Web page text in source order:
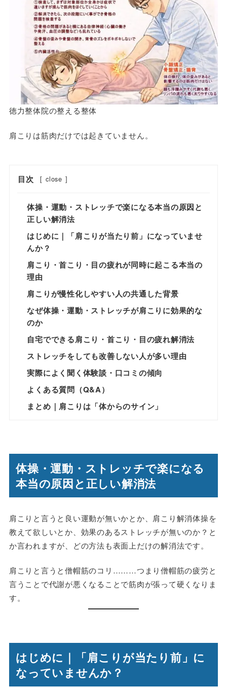
徳力整体院の整える整体
肩こりは筋肉だけでは起きていません。
目次 [ close ]
体操・運動・ストレッチで楽になる本当の原因と
正しい解消法
はじめに｜「肩こりが当たり前」になっていませ
んか？
肩こり・首こり・目の疲れが同時に起こる本当の
理由
肩こりが慢性化しやすい人の共通した背景
なぜ体操・運動・ストレッチが肩こりに効果的な
のか
自宅でできる肩こり・首こり・目の疲れ解消法
ストレッチをしても改善しない人が多い理由
実際によく聞く体験談・口コミの傾向
よくある質問（Q&A）
まとめ｜肩こりは「体からのサイン」
体操・運動・ストレッチで楽になる
本当の原因と正しい解消法
肩こりと言うと良い運動が無いかとか、肩こり解消体操を
教えて欲しいとか、効果のあるストレッチが無いのか？と
か言われますが、どの方法も表面上だけの解消法です。
肩こりと言うと僧帽筋のコリ………つまり僧帽筋の疲労と
言うことで代謝が悪くなることで筋肉が張って硬くなりま
す。
はじめに｜「肩こりが当たり前」に
なっていませんか？